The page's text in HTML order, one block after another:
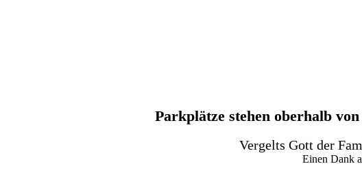
Parkplätze stehen oberhalb
Vergelts Gott der
Einen Dank